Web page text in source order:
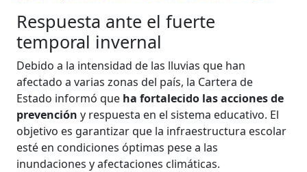
Respuesta ante el fuerte
temporal invernal
Debido a la intensidad de las lluvias que han
afectado a varias zonas del país, la Cartera de
Estado informó que ha fortalecido las acciones de
prevención y respuesta en el sistema educativo. El
objetivo es garantizar que la infraestructura escolar
esté en condiciones óptimas pese a las
inundaciones y afectaciones climáticas.